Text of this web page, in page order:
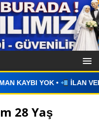
• WHATSAPP
28 Yaş